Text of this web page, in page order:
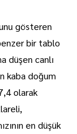
gösteren
bir tablo
düşen canlı
kaba doğum
olarak
en düşük